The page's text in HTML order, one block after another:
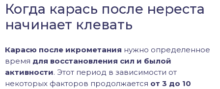
Когда карась после нереста
начинает клевать
Карасю после икрометания нужно определенное
время для восстановления сил и былой
активности. Этот период в зависимости от
некоторых факторов продолжается от 3 до 10